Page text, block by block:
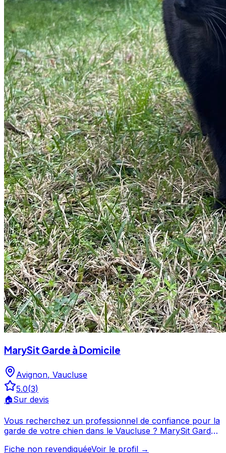
MarySit Garde à Domicile
Avignon, Vaucluse
5.0(3)
🏠Sur devis
Vous recherchez un professionnel de confiance pour la
garde de votre chien dans le Vaucluse ? MarySit Garde
environs. Noté 5/5 par ses clients, ce professionnel
Fiche non revendiquéeVoir le profil →